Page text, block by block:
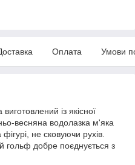
Оплата Умови
із якісної
весняна водолазка м'яка
не сковуючи рухів.
гольф добре поєднується з